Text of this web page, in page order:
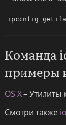
ipconfig
Команда
примеры
OS X– Утилиты
Смотри также